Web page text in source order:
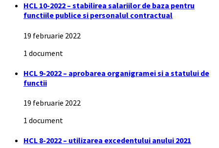
HCL 10-2022 – stabilirea salariilor de baza pentru
functiile publice si personalul contractual
19 februarie 2022
1 document
HCL 9-2022 – aprobarea organigramei si a statului de
functii
19 februarie 2022
1 document
HCL 8-2022 – utilizarea excedentului anului 2021